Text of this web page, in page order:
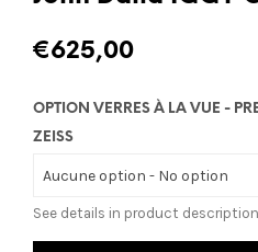
€625,00
OPTION VERRES À LA VUE -
ZEISS
See details in product description